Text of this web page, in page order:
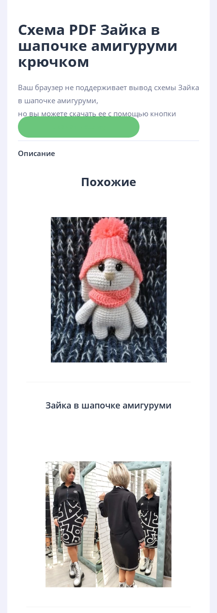
Схема PDF Зайка в
шапочке амигуруми
крючком
Ваш браузер не поддерживает вывод схемы Зайка
в шапочке амигуруми,
но вы можете скачать ее с помощью кнопки
Описание
Похожие
Зайка в шапочке амигуруми